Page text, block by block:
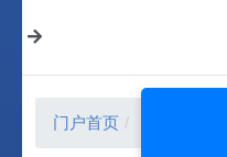
门户首页